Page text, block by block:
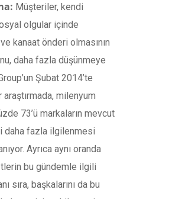
Müşteriler, kendi
olgular içinde
kanaat önderi olmasının
daha fazla düşünmeye
Şubat 2014’te
araştırmada, milenyum
73’ü markaların mevcut
daha fazla ilgilenmesi
Ayrıca aynı oranda
bu gündemle ilgili
sıra, başkalarını da bu